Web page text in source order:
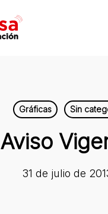
Gráficas Sin
Aviso
31 de julio de